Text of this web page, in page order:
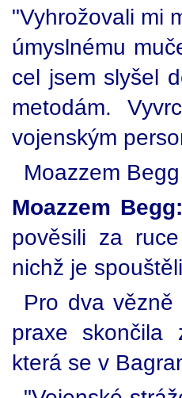
"Vyhrožovali mi
úmyslnému
cel jsem slyšel
metodám.
vojenským
Moazzem
Moazzem Begg:
pověsili za
nichž je
Pro dva
praxe skončila
která se v